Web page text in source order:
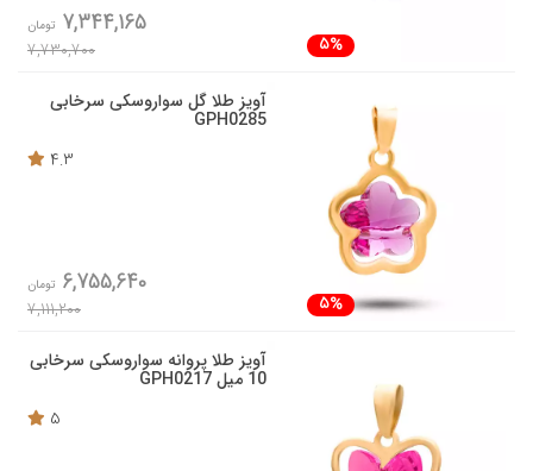
5%
7,344,165 تومان
7,730,700
آویز طلا گل سواروسکی سرخابی
GPH0285
4.3
5%
6,755,640 تومان
7,111,200
آویز طلا پروانه سواروسکی سرخابی
10 میل GPH0217
5